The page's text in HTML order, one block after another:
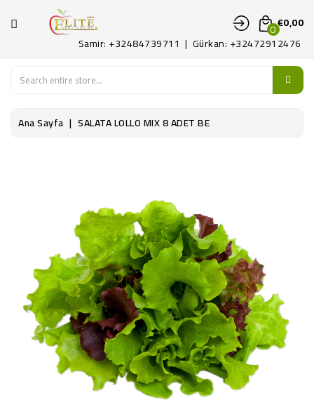
KATEGORI
SAYFA
KONTAKT
0€0,00
Samir: +32484739711 | Gürkan: +32472912476
Ana Sayfa SALATA LOLLO MIX 8 ADET BE